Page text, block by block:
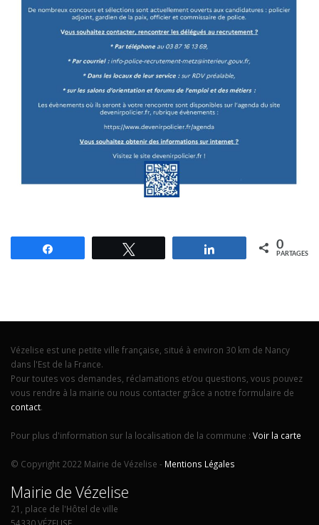
Partagez 0
PARTAGES
Vézelise est une petite ville française, situé à environ 30 km de Nancy
dans l'Est de la France.
Pour toutes vos demandes, réclamations et/ou questions, vous pouvez
vous rendre à la mairie ou nous contacter grâce a notre formulaire de
contact.
Pour plus d'information sur la localisation de la commune : Voir la carte
© Copyright 2022 Mairie de Vézelise - Mentions Légales
Mairie de Vézelise
21, place de l'Hôtel de ville